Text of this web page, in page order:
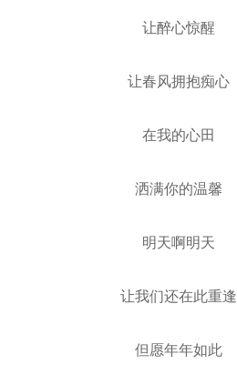
让醉心惊醒
让春风拥抱痴心
在我的心田
洒满你的温馨
明天啊明天
让我们还在此重逢
但愿年年如此